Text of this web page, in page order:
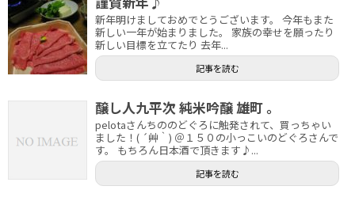
新年明けましておめでとうございます。 今年もまた
新しい一年が始まりました。 家族の幸せを願ったり
新しい目標を立てたり 去年...
記事を読む
醸し人九平次 純米吟醸 雄町 。
pelotaさんちののどぐろに触発されて、買っちゃい
ました！( ´艸｀) ＠１５０の小っこいのどぐろさんで
す。 もちろん日本酒で頂きます♪...
記事を読む